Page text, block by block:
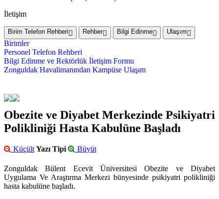
İletişim
Birim Telefon Rehberi Rehber Bilgi Edinme Ulaşım
Birimler
Personel Telefon Rehberi
Bilgi Edinme ve Rektörlük İletişim Formu
Zonguldak Havalimanından Kampüse Ulaşım
Obezite ve Diyabet Merkezinde Psikiyatri
Polikliniği Hasta Kabulüne Başladı
Küçült Yazı Tipi Büyüt
Zonguldak Bülent Ecevit Üniversitesi Obezite ve Diyabet
Uygulama Ve Araştırma Merkezi bünyesinde psikiyatri polikliniği
hasta kabulüne başladı.